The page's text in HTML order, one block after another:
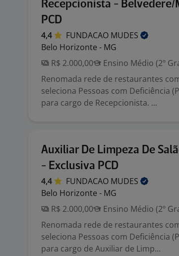
Recepcionista - Belvedere/
PCD
4,4 FUNDACAO MUDES
Belo Horizonte - MG
R$ 2.000,00
Ensino Médio (2º
Renomada rede de restaurantes
seleciona Pessoas com Deficiência
para cargo de Recepcionista. ...
Auxiliar De Limpeza De
- Exclusiva PCD
4,4 FUNDACAO MUDES
Belo Horizonte - MG
R$ 2.000,00
Ensino Médio (2º
Renomada rede de restaurantes
seleciona Pessoas com Deficiência
para cargo de Auxiliar de Limp...